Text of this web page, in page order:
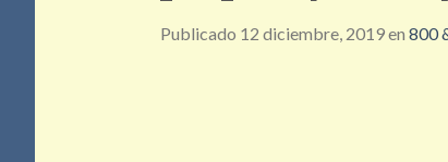
Publicado 12 diciembre, 2019en 800